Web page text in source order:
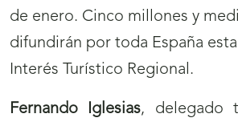
de enero. Cinco millones y
difundirán por toda España
Interés Turístico Regional.
Fernando Iglesias, delegado